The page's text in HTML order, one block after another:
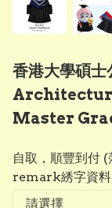
香港大學碩
Architecture
Master
自取，順豐到付
remark綉字資料